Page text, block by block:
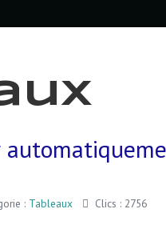
: Tableaux Clics : 2756